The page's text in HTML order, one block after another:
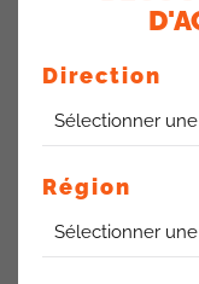
La RH refusait
non-
La CFDT a
direction que
Direction
Région